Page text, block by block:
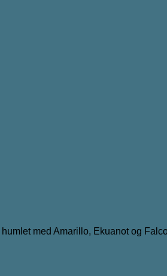
med Amarillo, Ekuanot og